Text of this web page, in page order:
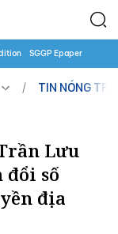
SGGP Epaper
TIN NÓNG
Lưu
đổi số
địa